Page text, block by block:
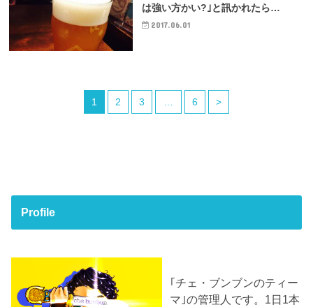
は強い方かい?｣と訊かれたら…
2017.06.01
1 2 3 6 >
Profile
｢チェ・ブンブンのティー
マ｣の管理人です。1日1本